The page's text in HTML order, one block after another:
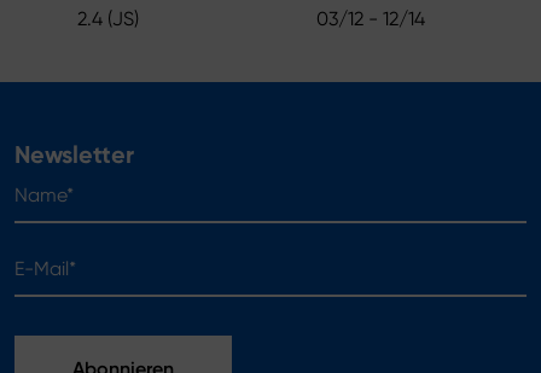
2.4 (JS)
03/12 - 12/14
Newsletter